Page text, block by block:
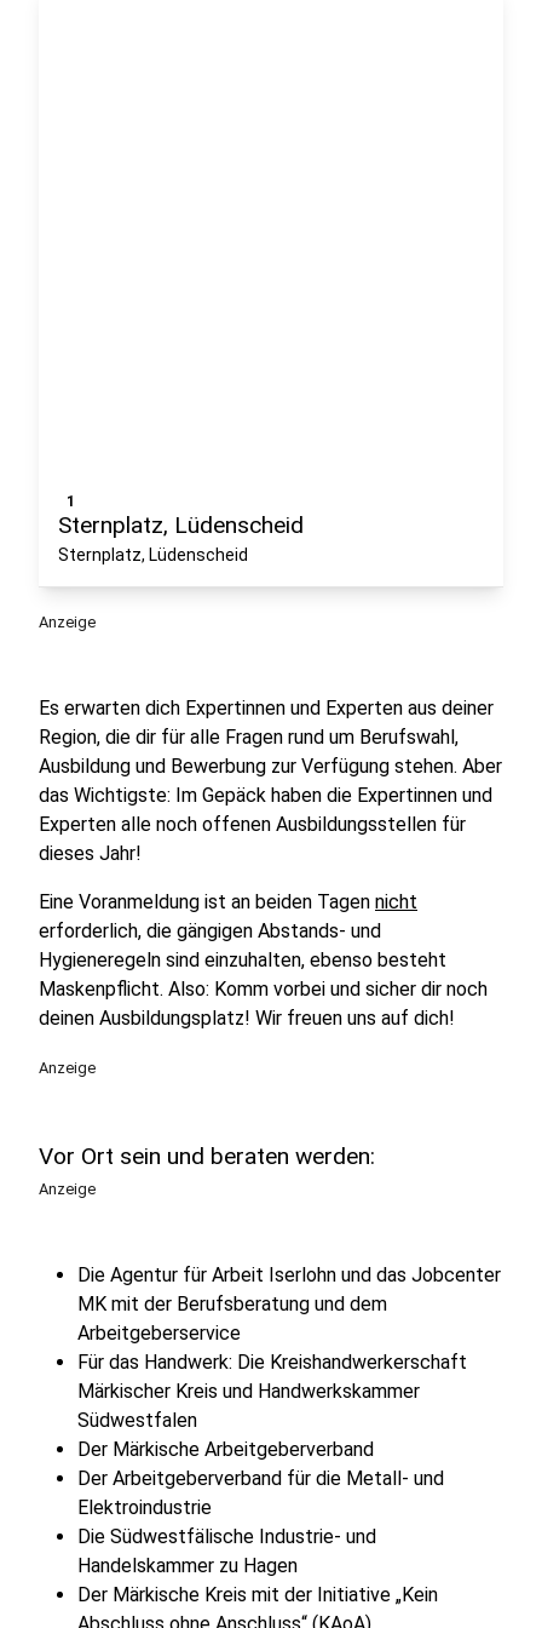
1
Sternplatz, Lüdenscheid
Sternplatz, Lüdenscheid
Anzeige
Es erwarten dich Expertinnen und Experten aus deiner
Region, die dir für alle Fragen rund um Berufswahl,
Ausbildung und Bewerbung zur Verfügung stehen. Aber
das Wichtigste: Im Gepäck haben die Expertinnen und
Experten alle noch offenen Ausbildungsstellen für
dieses Jahr!
Eine Voranmeldung ist an beiden Tagen nicht
erforderlich, die gängigen Abstands- und
Hygieneregeln sind einzuhalten, ebenso besteht
Maskenpflicht. Also: Komm vorbei und sicher dir noch
deinen Ausbildungsplatz! Wir freuen uns auf dich!
Anzeige
Vor Ort sein und beraten werden:
Anzeige
Die Agentur für Arbeit Iserlohn und das Jobcenter
MK mit der Berufsberatung und dem
Arbeitgeberservice
Für das Handwerk: Die Kreishandwerkerschaft
Märkischer Kreis und Handwerkskammer
Südwestfalen
Der Märkische Arbeitgeberverband
Der Arbeitgeberverband für die Metall- und
Elektroindustrie
Die Südwestfälische Industrie- und
Handelskammer zu Hagen
Der Märkische Kreis mit der Initiative „Kein